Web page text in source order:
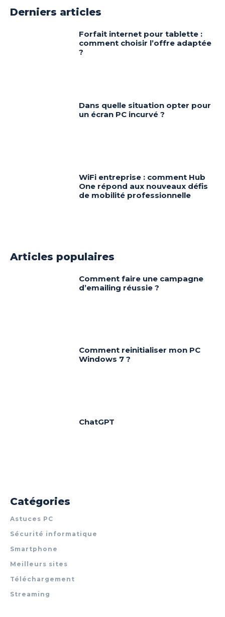
Derniers articles
Forfait internet pour tablette :
comment choisir l’offre adaptée
?
Dans quelle situation opter pour
un écran PC incurvé ?
WiFi entreprise : comment Hub
One répond aux nouveaux défis
de mobilité professionnelle
Articles populaires
Comment faire une campagne
d’emailing réussie ?
Comment reinitialiser mon PC
Windows 7 ?
ChatGPT
Catégories
Astuces PC
Sécurité informatique
Smartphone
Meilleurs sites
Téléchargement
Streaming